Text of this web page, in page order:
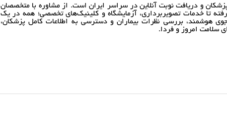
و دریافت نوبت آنلاین در سراسر ایران است. از مشاوره با متخصصان
تا خدمات تصویربرداری، آزمایشگاه و کلینیک‌های تخصصی؛ همه در یک
هوشمند، بررسی نظرات بیماران و دسترسی به اطلاعات کامل پزشکان،
سلامت امروز و فردا.